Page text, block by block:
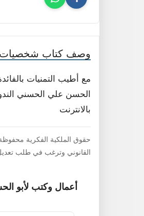
وصف كتاب
مع أطيب التمنيات
الحسن علي الحسني
بالانترنت
حقوق الملكية الفكرية
القانوني وترغب في طلب
أعمال وكتب لأبو